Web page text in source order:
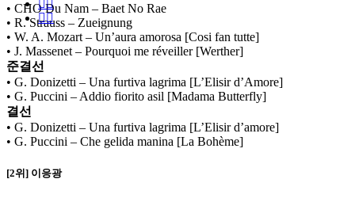
• CHO Du Nam – Baet No Rae
• R. Strauss – Zueignung
• W. A. Mozart – Un’aura amorosa [Cosi fan tutte]
• J. Massenet – Pourquoi me réveiller [Werther]
준결선
• G. Donizetti – Una furtiva lagrima [L’Elisir d’Amore]
• G. Puccini – Addio fiorito asil [Madama Butterfly]
결선
• G. Donizetti – Una furtiva lagrima [L’Elisir d’amore]
• G. Puccini – Che gelida manina [La Bohème]
[2위] 이응광